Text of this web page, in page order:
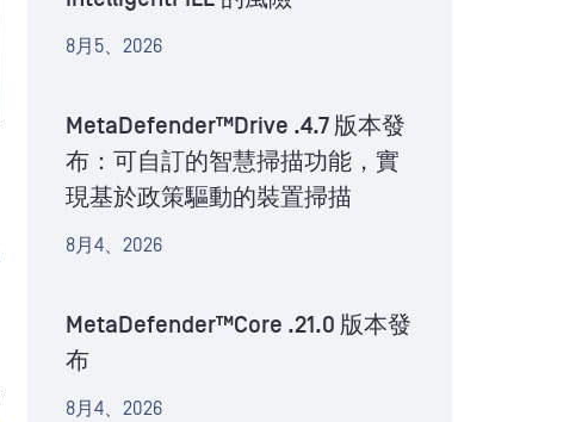
8月5、2026
MetaDefender™Drive .4.7 版本發
布：可自訂的智慧掃描功能，實
現基於政策驅動的裝置掃描
8月4、2026
MetaDefender™Core .21.0 版本發
布
8月4、2026